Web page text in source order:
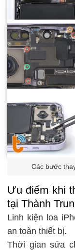
Các bước
Ưu điểm khi
tại Thành
Linh kiện loa
an toàn thiết bị.
Thời gian sửa